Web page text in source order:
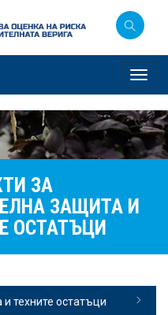
ЗА
ЗАЩИТА И
ОСТАТЪЦИ
техните остатъци